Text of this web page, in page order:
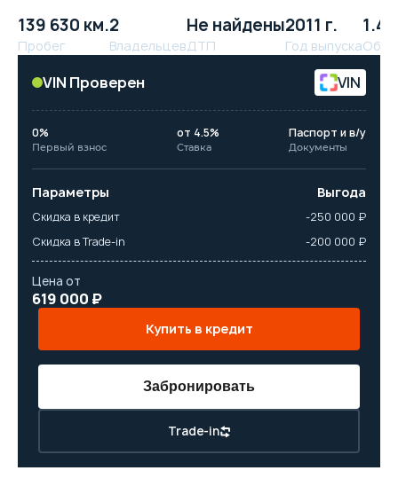
139 630 км.
Пробег
2
Владельцев
Не найдены
ДТП
2011 г.
Год выпуска
1.4
VIN Проверен VIN
0%
Первый взнос
от 4.5%
Ставка
Паспорт и в/у
Документы
Параметры Выгода
Скидка в кредит
-250 000 ₽
Скидка в Trade-in
-200 000 ₽
Цена от
619 000 ₽
Купить в кредит
Trade-in
Забронировать